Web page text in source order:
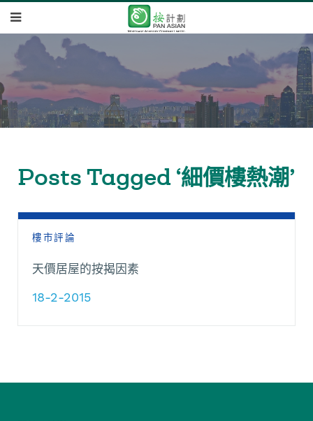
Posts Tagged ‘細價樓熱潮’
樓市評論
天價居屋的按揭因素
18-2-2015